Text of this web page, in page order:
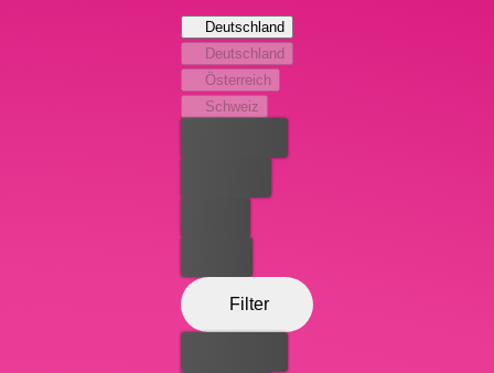
in Besitz des Diamanten zu kommen und die Tat dem
„Phantom“ in die Schuhe zu schieben. Dabei weiß er
nicht, genauso wenig wie Clouseau, dass sein Onkel der
lange gesuchte Diamantendieb ist.
Deutschland
Deutschland
Österreich
Schweiz
Filter